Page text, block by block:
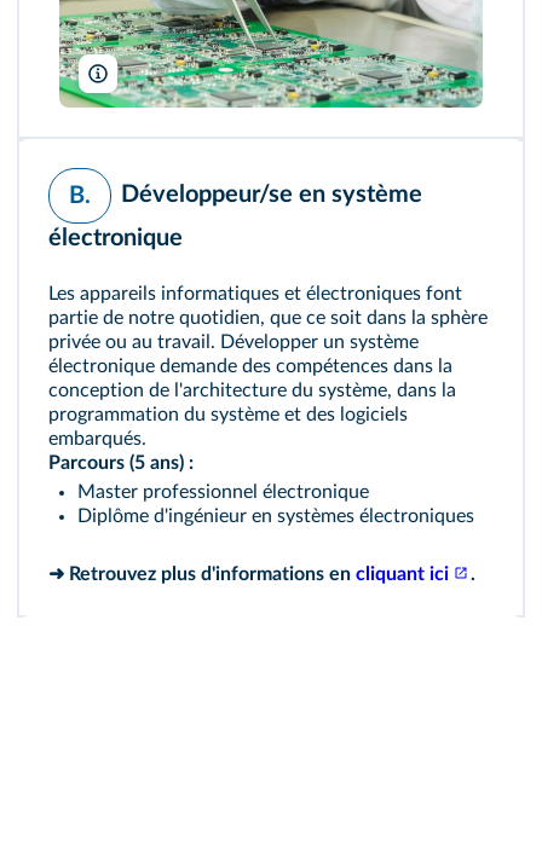
servickuz/Shutterstock
B.
Développeur/se en système
électronique
Les appareils informatiques et électroniques font
partie de notre quotidien, que ce soit dans la sphère
privée ou au travail. Développer un système
électronique demande des compétences dans la
conception de l'architecture du système, dans la
programmation du système et des logiciels
embarqués.
Parcours (5 ans) :
Master professionnel électronique
Diplôme d'ingénieur en systèmes électroniques
➜ Retrouvez plus d'informations en cliquant ici .